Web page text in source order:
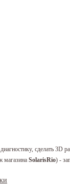
сделать 3D
магазина SolarisRio) -